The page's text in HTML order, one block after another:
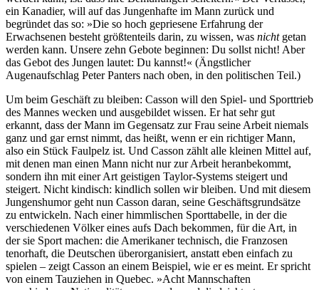
ein Kanadier, will auf das Jungenhafte im Mann zurück und
begründet das so: »Die so hoch gepriesene Erfahrung der
Erwachsenen besteht größtenteils darin, zu wissen, was nichtgetan
werden kann. Unsere zehn Gebote beginnen: Du sollst nicht! Aber
das Gebot des Jungen lautet: Du kannst!« (Ängstlicher
Augenaufschlag Peter Panters nach oben, in den politischen Teil.)
Um beim Geschäft zu bleiben: Casson will den Spiel- und Sporttrieb
des Mannes wecken und ausgebildet wissen. Er hat sehr gut
erkannt, dass der Mann im Gegensatz zur Frau seine Arbeit niemals
ganz und gar ernst nimmt, das heißt, wenn er ein richtiger Mann,
also ein Stück Faulpelz ist. Und Casson zählt alle kleinen Mittel auf,
mit denen man einen Mann nicht nur zur Arbeit heranbekommt,
sondern ihn mit einer Art geistigen Taylor-Systems steigert und
steigert. Nicht kindisch: kindlich sollen wir bleiben. Und mit diesem
Jungenshumor geht nun Casson daran, seine Geschäftsgrundsätze
zu entwickeln. Nach einer himmlischen Sporttabelle, in der die
verschiedenen Völker eines aufs Dach bekommen, für die Art, in
der sie Sport machen: die Amerikaner technisch, die Franzosen
tenorhaft, die Deutschen überorganisiert, anstatt eben einfach zu
spielen – zeigt Casson an einem Beispiel, wie er es meint. Er spricht
von einem Tauziehen in Quebec. »Acht Mannschaften